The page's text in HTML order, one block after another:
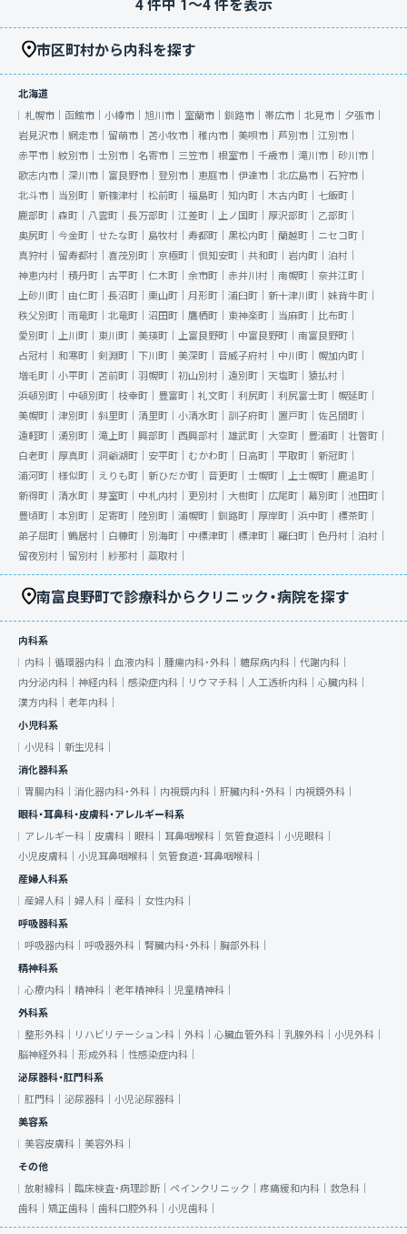
4件中 1 〜4件を表示
市区町村から内科を探す
北海道
札幌市｜ 函館市｜ 小樽市｜ 旭川市｜ 室蘭市｜ 釧路市｜ 帯広市｜ 北見市｜ 夕張市｜
岩見沢市｜ 網走市｜ 留萌市｜ 苫小牧市｜ 稚内市｜ 美唄市｜ 芦別市｜ 江別市｜
赤平市｜ 紋別市｜ 士別市｜ 名寄市｜ 三笠市｜ 根室市｜ 千歳市｜ 滝川市｜ 砂川市｜
歌志内市｜ 深川市｜ 富良野市｜ 登別市｜ 恵庭市｜ 伊達市｜ 北広島市｜ 石狩市｜
北斗市｜ 当別町｜ 新篠津村｜ 松前町｜ 福島町｜ 知内町｜ 木古内町｜ 七飯町｜
鹿部町｜ 森町｜ 八雲町｜ 長万部町｜ 江差町｜ 上ノ国町｜ 厚沢部町｜ 乙部町｜
奥尻町｜ 今金町｜ せたな町｜ 島牧村｜ 寿都町｜ 黒松内町｜ 蘭越町｜ ニセコ町｜
真狩村｜ 留寿都村｜ 喜茂別町｜ 京極町｜ 倶知安町｜ 共和町｜ 岩内町｜ 泊村｜
神恵内村｜ 積丹町｜ 古平町｜ 仁木町｜ 余市町｜ 赤井川村｜ 南幌町｜ 奈井江町｜
上砂川町｜ 由仁町｜ 長沼町｜ 栗山町｜ 月形町｜ 浦臼町｜ 新十津川町｜ 妹背牛町｜
秩父別町｜ 雨竜町｜ 北竜町｜ 沼田町｜ 鷹栖町｜ 東神楽町｜ 当麻町｜ 比布町｜
愛別町｜ 上川町｜ 東川町｜ 美瑛町｜ 上富良野町｜ 中富良野町｜ 南富良野町｜
占冠村｜ 和寒町｜ 剣淵町｜ 下川町｜ 美深町｜ 音威子府村｜ 中川町｜ 幌加内町｜
増毛町｜ 小平町｜ 苫前町｜ 羽幌町｜ 初山別村｜ 遠別町｜ 天塩町｜ 猿払村｜
浜頓別町｜ 中頓別町｜ 枝幸町｜ 豊富町｜ 礼文町｜ 利尻町｜ 利尻富士町｜ 幌延町｜
美幌町｜ 津別町｜ 斜里町｜ 清里町｜ 小清水町｜ 訓子府町｜ 置戸町｜ 佐呂間町｜
遠軽町｜ 湧別町｜ 滝上町｜ 興部町｜ 西興部村｜ 雄武町｜ 大空町｜ 豊浦町｜ 壮瞥町｜
白老町｜ 厚真町｜ 洞爺湖町｜ 安平町｜ むかわ町｜ 日高町｜ 平取町｜ 新冠町｜
浦河町｜ 様似町｜ えりも町｜ 新ひだか町｜ 音更町｜ 士幌町｜ 上士幌町｜ 鹿追町｜
新得町｜ 清水町｜ 芽室町｜ 中札内村｜ 更別村｜ 大樹町｜ 広尾町｜ 幕別町｜ 池田町｜
豊頃町｜ 本別町｜ 足寄町｜ 陸別町｜ 浦幌町｜ 釧路町｜ 厚岸町｜ 浜中町｜ 標茶町｜
弟子屈町｜ 鶴居村｜ 白糠町｜ 別海町｜ 中標津町｜ 標津町｜ 羅臼町｜ 色丹村｜ 泊村｜
留夜別村｜ 留別村｜ 紗那村｜ 蘂取村｜
南富良野町で診療科からクリニック・病院を探す
内科系
内科｜ 循環器内科｜ 血液内科｜ 腫瘍内科・外科｜ 糖尿病内科｜ 代謝内科｜
内分泌内科｜ 神経内科｜ 感染症内科｜ リウマチ科｜ 人工透析内科｜ 心臓内科｜
漢方内科｜ 老年内科｜
小児科系
小児科｜ 新生児科｜
消化器科系
胃腸内科｜ 消化器内科・外科｜ 内視鏡内科｜ 肝臓内科・外科｜ 内視鏡外科｜
眼科・耳鼻科・皮膚科・アレルギー科系
アレルギー科｜ 皮膚科｜ 眼科｜ 耳鼻咽喉科｜ 気管食道科｜ 小児眼科｜
小児皮膚科｜ 小児耳鼻咽喉科｜ 気管食道・耳鼻咽喉科｜
産婦人科系
産婦人科｜ 婦人科｜ 産科｜ 女性内科｜
呼吸器科系
呼吸器内科｜ 呼吸器外科｜ 腎臓内科・外科｜ 胸部外科｜
精神科系
心療内科｜ 精神科｜ 老年精神科｜ 児童精神科｜
外科系
整形外科｜
リハビリテーション科｜ 外科｜ 心臓血管外科｜ 乳腺外科｜ 小児外科｜
脳神経外科｜ 形成外科｜ 性感染症内科｜
泌尿器科・肛門科系
肛門科｜ 泌尿器科｜ 小児泌尿器科｜
美容系
美容皮膚科｜ 美容外科｜
その他
放射線科｜ 臨床検査・病理診断｜ ペインクリニック｜ 疼痛緩和内科｜ 救急科｜
歯科｜ 矯正歯科｜ 歯科口腔外科｜ 小児歯科｜